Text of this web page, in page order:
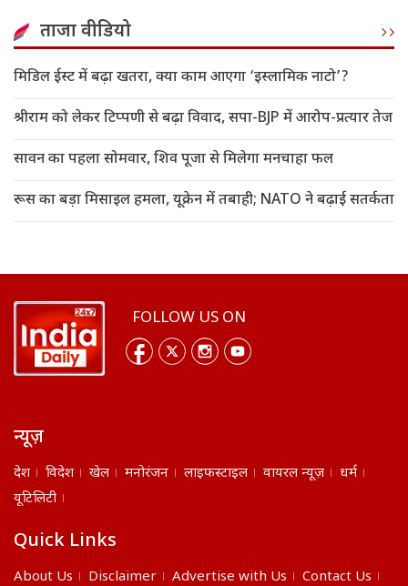
ताजा वीडियो
मिडिल ईस्ट में बढ़ा खतरा, क्या काम आएगा ‘इस्लामिक नाटो’?
श्रीराम को लेकर टिप्पणी से बढ़ा विवाद, सपा-BJP में आरोप-प्रत्यार तेज
सावन का पहला सोमवार, शिव पूजा से मिलेगा मनचाहा फल
रूस का बड़ा मिसाइल हमला, यूक्रेन में तबाही; NATO ने बढ़ाई सतर्कता
FOLLOW US ON
न्यूज़
देश विदेश खेल मनोरंजन लाइफस्टाइल वायरल न्यूज़
धर्म
यूटिलिटी
Quick Links
About Us Disclaimer Advertise with Us Contact Us